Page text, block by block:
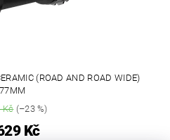
(ROAD AND ROAD WIDE)
77MM
Kč(–23 %)
Kč